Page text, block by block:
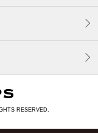
RESERVED.